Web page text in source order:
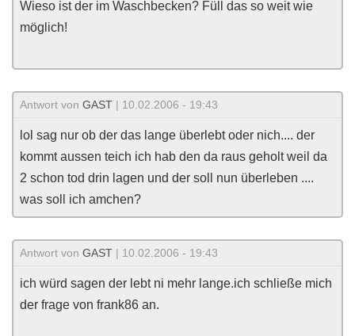
Wieso ist der im Waschbecken? Füll das so weit wie
möglich!
Antwort von GAST | 10.02.2006 - 19:43
lol sag nur ob der das lange überlebt oder nich.... der
kommt aussen teich ich hab den da raus geholt weil da
2 schon tod drin lagen und der soll nun überleben ....
was soll ich amchen?
Antwort von GAST | 10.02.2006 - 19:43
ich würd sagen der lebt ni mehr lange.ich schließe mich
der frage von frank86 an.